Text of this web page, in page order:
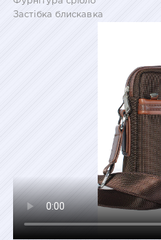
Застібка блискавка